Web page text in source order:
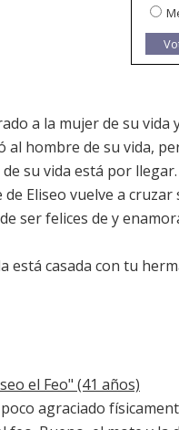
a la mujer de su vida
hombre de su vida,
su vida está por
Eliseo vuelve a
ser felices de y
está casada con tu
el Feo" (41 años)
agraciado